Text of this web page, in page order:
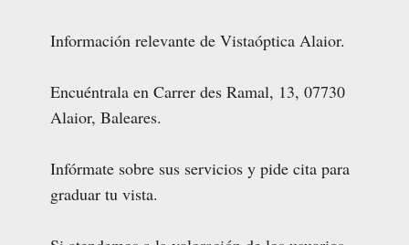
Información relevante de Vistaóptica Alaior.
Encuéntrala en Carrer des Ramal, 13, 07730
Alaior, Baleares.
Infórmate sobre sus servicios y pide cita para
graduar tu vista.